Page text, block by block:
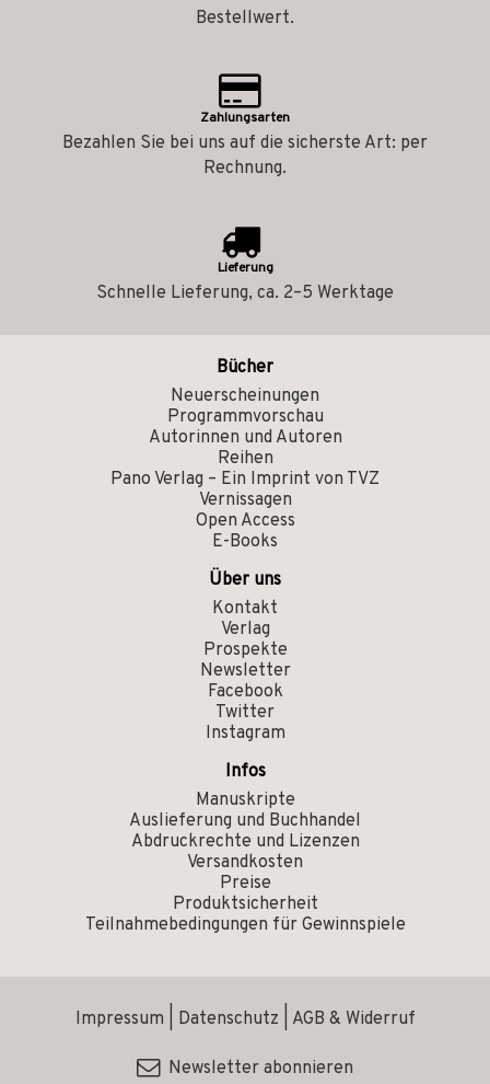
Bestellwert.
Zahlungsarten
Bezahlen Sie bei uns auf die sicherste Art: per
Rechnung.
Lieferung
Schnelle Lieferung, ca. 2–5 Werktage
Bücher
Neuerscheinungen
Programmvorschau
Autorinnen und Autoren
Reihen
Pano Verlag – Ein Imprint von TVZ
Vernissagen
Open Access
E-Books
Über uns
Kontakt
Verlag
Prospekte
Newsletter
Facebook
Twitter
Instagram
Infos
Manuskripte
Auslieferung und Buchhandel
Abdruckrechte und Lizenzen
Versandkosten
Preise
Produktsicherheit
Teilnahmebedingungen für Gewinnspiele
Impressum Datenschutz AGB & Widerruf
Newsletter abonnieren